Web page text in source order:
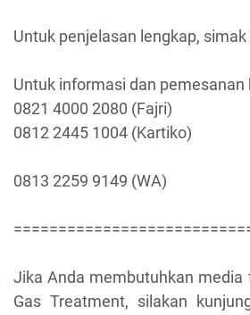
Untuk penjelasan lengkap,
Untuk informasi dan pemesanan
0821 4000 2080 (Fajri)
0812 2445 1004 (Kartiko)
0813 2259 9149 (WA)
Jika Anda membutuhkan media
Gas Treatment, silakan